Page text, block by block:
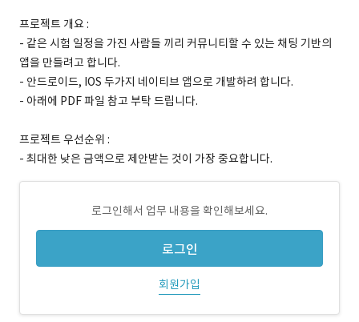
프로젝트 개요 :
- 같은 시험 일정을 가진 사람들 끼리 커뮤니티할 수 있는 채팅 기반의
앱을 만들려고 합니다.
- 안드로이드, IOS 두가지 네이티브 앱으로 개발하려 합니다.
- 아래에 PDF 파일 참고 부탁 드립니다.
프로젝트 우선순위 :
- 최대한 낮은 금액으로 제안받는 것이 가장 중요합니다.
로그인해서 업무 내용을 확인해보세요.
로그인
회원가입